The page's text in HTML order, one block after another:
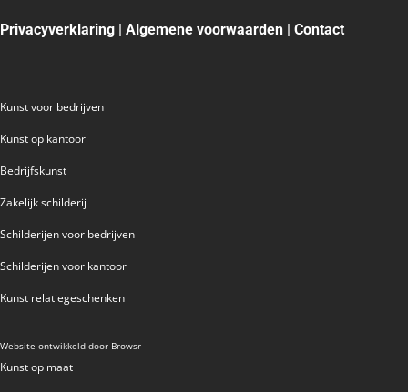
WENDY BRAUCKMAN
Privacyverklaring | Algemene voorwaarden | Contact
Kunst voor bedrijven
Kunst op kantoor
Bedrijfskunst
Zakelijk schilderij
Schilderijen voor bedrijven
Schilderijen voor kantoor
Kunst relatiegeschenken
Website ontwikkeld door Browsr
Kunst op maat